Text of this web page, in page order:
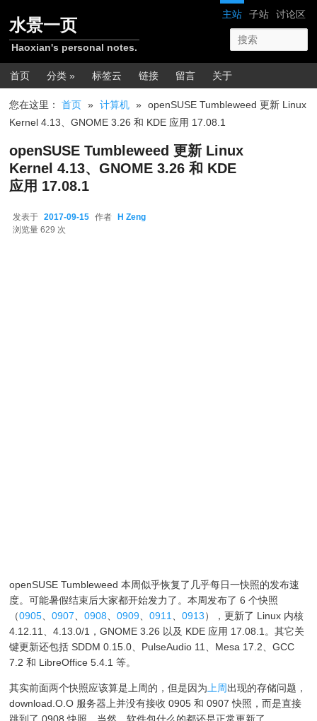
网站导航
主站 子站 讨论区
水景一页
Haoxian's personal notes.
主菜单
首页 分类 » 标签云 链接 留言 关于
您在这里：首页 » 计算机 » openSUSE Tumbleweed 更新 Linux
Kernel 4.13、GNOME 3.26 和 KDE 应用 17.08.1
openSUSE Tumbleweed 更新 Linux
Kernel 4.13、GNOME 3.26 和 KDE
应用 17.08.1
发表于 2017-09-15 作者 H Zeng
浏览量 629 次
openSUSE Tumbleweed 本周似乎恢复了几乎每日一快照的发布速
度。可能暑假结束后大家都开始发力了。本周发布了 6 个快照
（0905、0907、0908、0909、0911、0913），更新了 Linux 内核
4.12.11、4.13.0/1，GNOME 3.26 以及 KDE 应用 17.08.1。其它关
键更新还包括 SDDM 0.15.0、PulseAudio 11、Mesa 17.2、GCC
7.2 和 LibreOffice 5.4.1 等。
其实前面两个快照应该算是上周的，但是因为上周出现的存储问题，
download.O.O 服务器上并没有接收 0905 和 0907 快照，而是直接